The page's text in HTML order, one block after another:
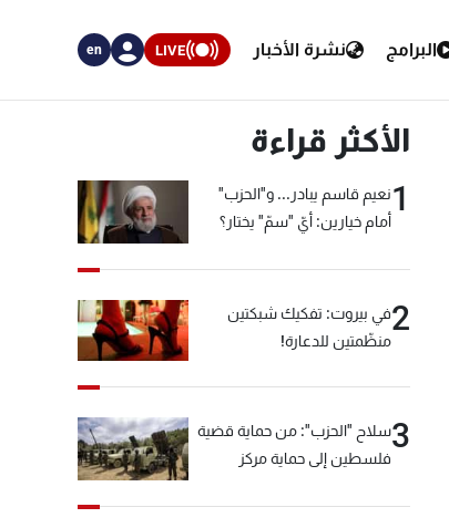
البرامج نشرة الأخبار LIVE
en
الأكثر قراءة
1نعيم قاسم يبادر... و"الحزب"
أمام خيارين: أيّ "سمّ" يختار؟
2في بيروت: تفكيك شبكتين
منظّمتين للدعارة!
3سلاح "الحزب": من حماية قضية
فلسطين إلى حماية مركز